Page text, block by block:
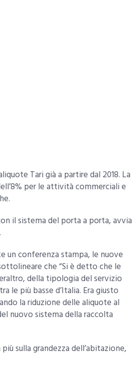
Tari già a partire dal 2018. La
per le attività commerciali e
il sistema del porta a porta, avvia
un conferenza stampa, le nuove
che “Si è detto che le
della tipologia del servizio
le più basse d’Italia. Era giusto
la riduzione delle aliquote al
nuovo sistema della raccolta
sulla grandezza dell’abitazione,